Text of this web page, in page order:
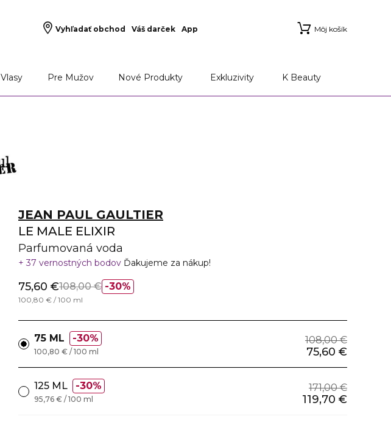
Vyhľadať obchod Váš darček App Môj košík
Vlasy Pre Mužov Nové Produkty Exkluzivity K Beauty
JEAN PAUL GAULTIER
LE MALE ELIXIR
Parfumovaná voda
37 vernostných bodov Ďakujeme za nákup!
30%
75,60 €108,00 €
100,80 € / 100 ml
75 ML 30% 108,00 €
75,60 €
100,80 € / 100 ml
125 ML 30% 171,00 €
119,70 €
95,76 € / 100 ml